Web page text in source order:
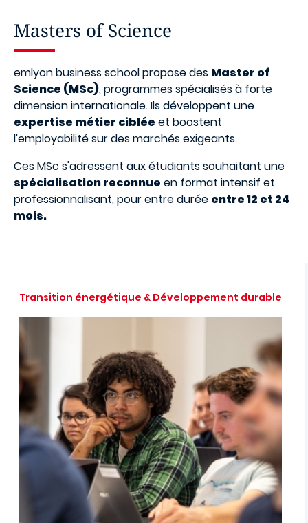
Masters of Science
emlyon business school propose des Master of
Science (MSc), programmes spécialisés à forte
dimension internationale. Ils développent une
expertise métier ciblée et boostent
l'employabilité sur des marchés exigeants.
Ces MSc s'adressent aux étudiants souhaitant une
spécialisation reconnue en format intensif et
professionnalisant, pour entre durée entre 12 et 24
mois.
Transition énergétique & Développement durable